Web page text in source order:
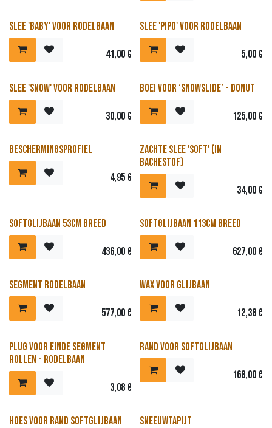
Slee 'Baby' voor rodelbaan
41,00€
Slee 'Pipo' voor rodelbaan
5,00€
Slee 'Snow' voor rodelbaan
30,00€
Boei voor ‘Snowslide’ - Donut
125,00€
Beschermingsprofiel
4,95€
Zachte slee 'Soft' (in
bachestof)
34,00€
Softglijbaan 53cm breed
436,00€
Softglijbaan 113cm breed
627,00€
Segment rodelbaan
577,00€
Wax voor glijbaan
12,38€
Plug voor einde segment
rollen - rodelbaan
3,08€
Rand voor softglijbaan
168,00€
Hoes voor rand softglijbaan Sneeuwtapijt